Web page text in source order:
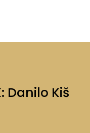
Danilo Kiš